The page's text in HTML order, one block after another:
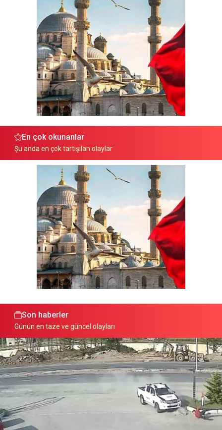
En çok okunanlar
Şu anda en çok tartışılan olaylar
Son haberler
Günün en taze ve güncel olayları